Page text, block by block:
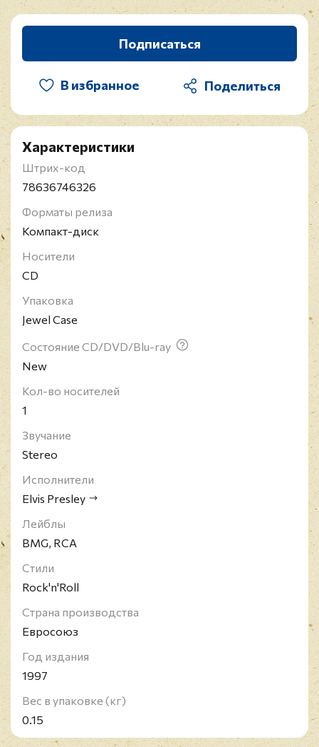
Подписаться
В избранное
Характеристики
Штрих-код
78636746326
Форматы релиза
Компакт-диск
Носители
CD
Упаковка
Jewel Case
Состояние CD/DVD/Blu-ray
New
Кол-во носителей
1
Звучание
Stereo
Исполнители
Elvis Presley
Лейблы
BMG, RCA
Стили
Rock'n'Roll
Страна производства
Евросоюз
Год издания
1997
Вес в упаковке (кг)
0.15